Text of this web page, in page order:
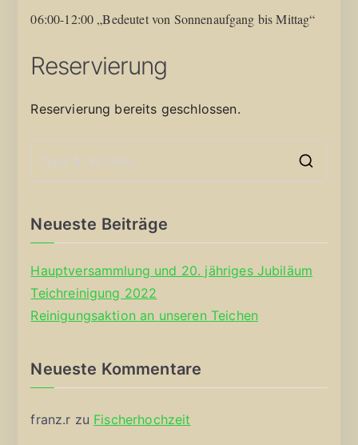
06:00-12:00 „Bedeutet von Sonnenaufgang bis Mittag“
Reservierung
Reservierung bereits geschlossen.
Neueste Beiträge
Hauptversammlung und 20. jähriges Jubiläum
Teichreinigung 2022
Reinigungsaktion an unseren Teichen
Neueste Kommentare
franz.r zu Fischerhochzeit